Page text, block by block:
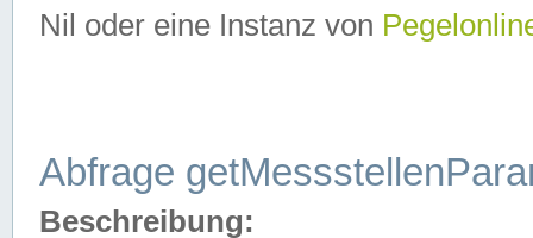
Nil oder eine Instanz von
Abfrage
Beschreibung: